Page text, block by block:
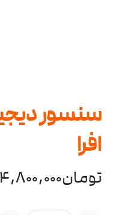
سنسور
افرا
تومان4,800,000